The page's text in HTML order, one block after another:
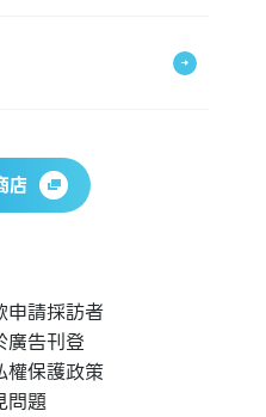
店
申請採訪者
廣告刊登
權保護政策
問題